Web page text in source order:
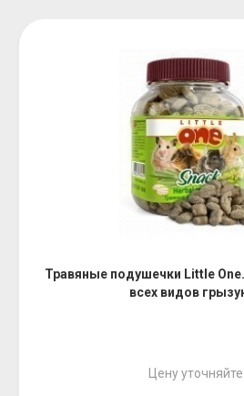
Травяные подушечки Little
всех видов
Цену уточняйте